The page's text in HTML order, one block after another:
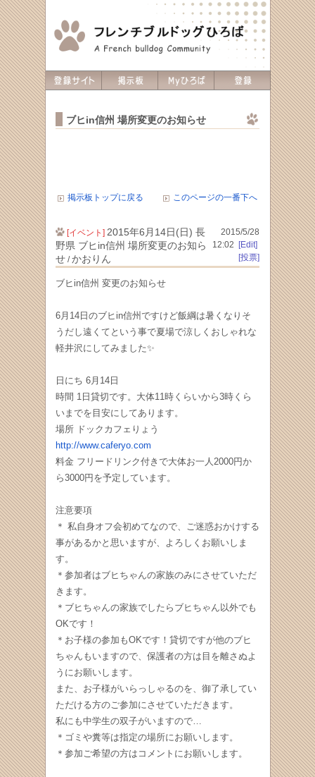
ブヒin信州 場所変更のお知らせ
掲示板トップに戻る このページの一番下へ
[イベント] 2015年6月14日(日) 長
野県 ブヒin信州 場所変更のお知ら
せ/かおりん
2015/5/28
12:02
[Edit]
[投票]
ブヒin信州 変更のお知らせ
6月14日のブヒin信州ですけど飯綱は暑くなりそ
うだし遠くてという事で夏場で涼しくおしゃれな
軽井沢にしてみました✨
日にち 6月14日
時間 1日貸切です。大体11時くらいから3時くら
いまでを目安にしてあります。
場所 ドックカフェりょう
http://www.caferyo.com
料金 フリードリンク付きで大体お一人2000円か
ら3000円を予定しています。
注意要項
＊ 私自身オフ会初めてなので、ご迷惑おかけする
事があるかと思いますが、よろしくお願いしま
す。
＊参加者はブヒちゃんの家族のみにさせていただ
きます。
＊ブヒちゃんの家族でしたらブヒちゃん以外でも
OKです！
＊お子様の参加もOKです！貸切ですが他のブヒ
ちゃんもいますので、保護者の方は目を離さぬよ
うにお願いします。
また、お子様がいらっしゃるのを、御了承してい
ただける方のご参加にさせていただきます。
私にも中学生の双子がいますので…
＊ゴミや糞等は指定の場所にお願いします。
＊参加ご希望の方はコメントにお願いします。